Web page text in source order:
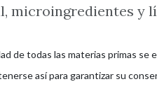
microingredientes y
de todas las materias primas se
así para garantizar su